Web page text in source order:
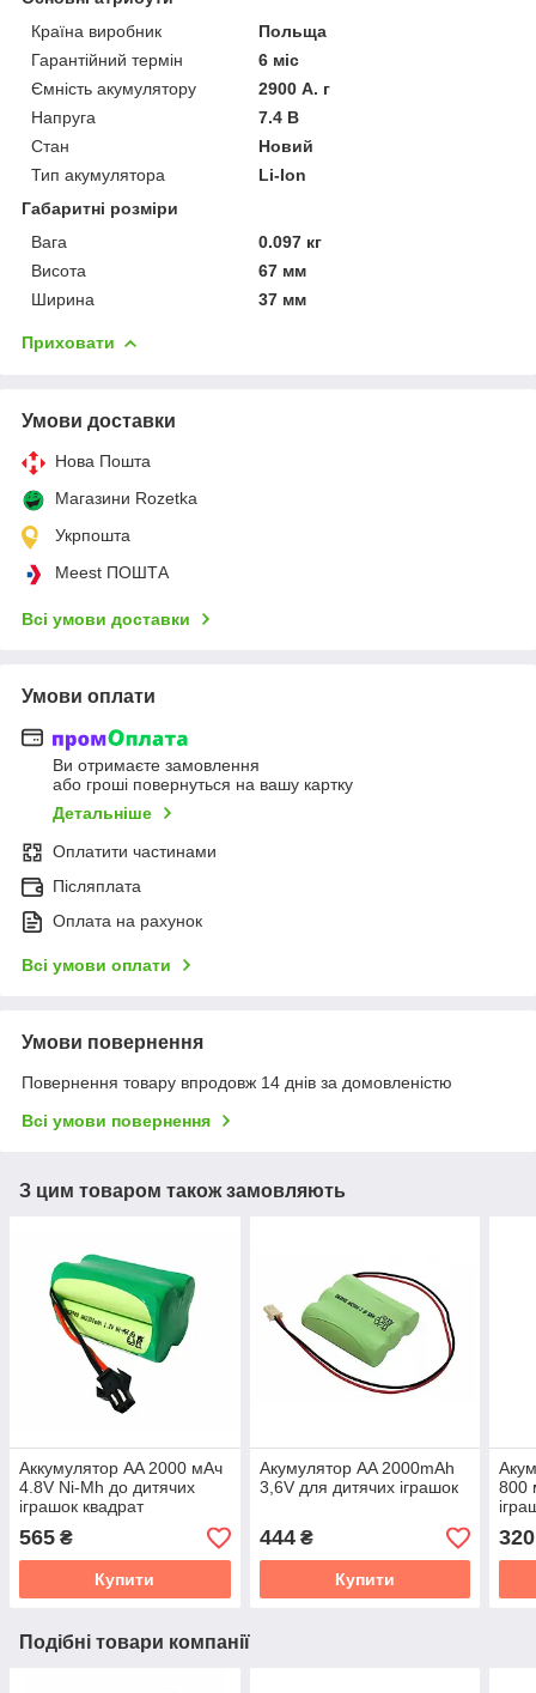
Країна виробник
Польща
Гарантійний термін
6 міс
Ємність акумулятору
2900 А. г
Напруга
7.4 В
Стан
Новий
Тип акумулятора
Li-Ion
Габаритні розміри
Вага
0.097 кг
Висота
67 мм
Ширина
37 мм
Приховати
Умови доставки
Нова Пошта
Магазини Rozetka
Укрпошта
Meest ПОШТА
Всі умови доставки
Умови оплати
Ви отримаєте замовлення
або гроші повернуться на вашу картку
Детальніше
Оплатити частинами
Післяплата
Оплата на рахунок
Всі умови оплати
Умови повернення
Повернення товару впродовж 14 днів за домовленістю
Всі умови повернення
З цим товаром також замовляють
Аккумулятор AA 2000 мАч
4.8V Ni-Mh до дитячих
іграшок квадрат
565 ₴
Купити
Акумулятор AA 2000mAh
3,6V для дитячих іграшок
444₴
Купити
800
320
Подібні товари компанії